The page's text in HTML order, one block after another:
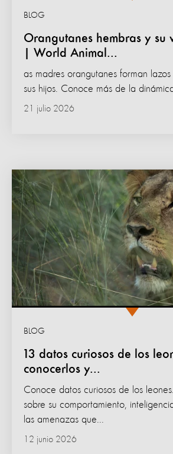
Orangutanes hembras y su
| World Animal...
BLOG
21 julio 2026
as madres orangutanes forman
sus hijos. Conoce más de la
13 datos curiosos de los
conocerlos y...
BLOG
12 junio 2026
Conoce datos curiosos de los
sobre su comportamiento,
las amenazas que...